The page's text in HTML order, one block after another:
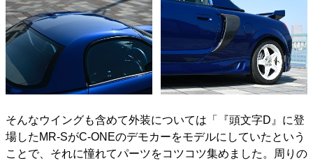
そんなウイングも含めて外装については「『頭文字D』に登
場したMR-SがC-ONEのデモカーをモデルにしていたという
ことで、それに憧れてパーツをコツコツ集めました。周りの